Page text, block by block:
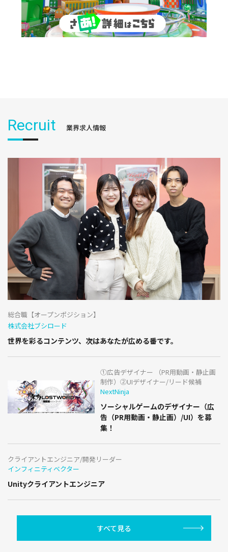
Recruit 業界求人情報
総合職【オープンポジション】
株式会社ブシロード
世界を彩るコンテンツ、次はあなたが広める番です。
①広告デザイナー （PR用動画・静止画
制作）②UIデザイナー/リード候補
NextNinja
ソーシャルゲームのデザイナー（広
告（PR用動画・静止画）/UI）を募
集！
クライアントエンジニア/開発リーダー
インフィニティベクター
Unityクライアントエンジニア
すべて見る